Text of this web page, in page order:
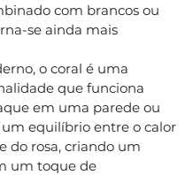
com brancos ou
se ainda mais
o coral é uma
que funciona
em uma parede ou
um equilíbrio entre o calor
do rosa, criando um
um toque de